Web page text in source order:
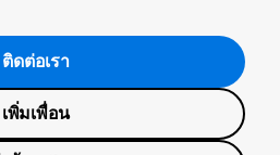
ติดต่อเรา
เพิ่มเพื่อน